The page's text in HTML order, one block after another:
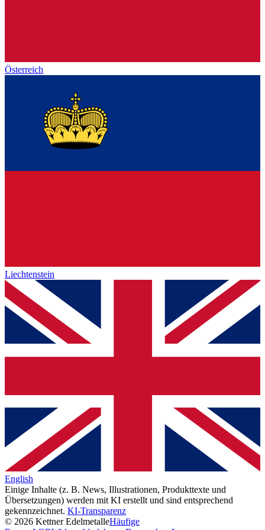
Österreich
Liechtenstein
English
Einige Inhalte (z. B. News, Illustrationen, Produkttexte und
Übersetzungen) werden mit KI erstellt und sind entsprechend
gekennzeichnet. KI-Transparenz
© 2026 Kettner EdelmetalleHäufige